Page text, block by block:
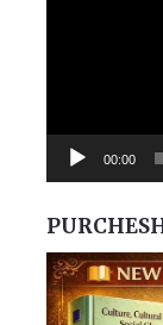
00:00